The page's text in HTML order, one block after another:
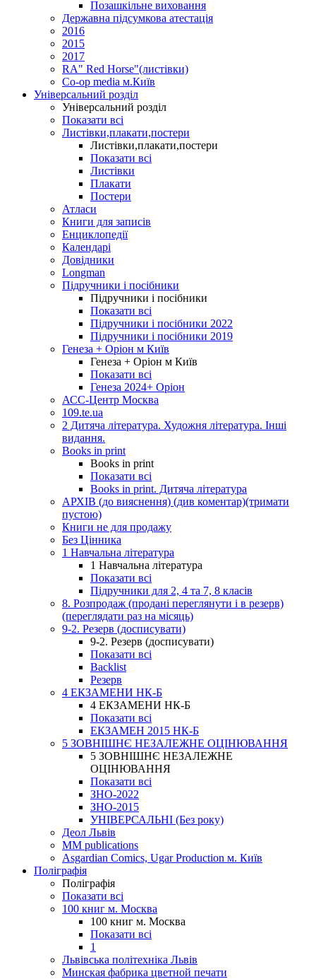
Позашкільне виховання
Державна підсумкова атестація
2016
2015
2017
RA" Red Horse"(листівки)
Co-op media м.Київ
Універсальний розділ
Універсальний розділ
Показати всі
Листівки,плакати,постери
Листівки,плакати,постери
Показати всі
Листівки
Плакати
Постери
Атласи
Книги для записів
Енциклопедії
Календарі
Довідники
Longman
Підручники і посібники
Підручники і посібники
Показати всі
Підручники і посібники 2022
Підручники і посібники 2019
Генеза + Оріон м Київ
Генеза + Оріон м Київ
Показати всі
Генеза 2024+ Оріон
АСС-Центр Москва
109.te.ua
2 Дитяча література. Художня література. Інші
видання.
Books in print
Books in print
Показати всі
Books in print. Дитяча література
АРХІВ (до вияснення) (див коментар)(тримати
пустою)
Книги не для продажу
Без Цінника
1 Навчальна література
1 Навчальна література
Показати всі
Підручники для 2, 4 та 7, 8 класів
8. Розпродаж (продані переглянути і в резерв)
(переглядати раз на місяць)
9-2. Резерв (досписувати)
9-2. Резерв (досписувати)
Показати всі
Backlist
Резерв
4 ЕКЗАМЕНИ НК-Б
4 ЕКЗАМЕНИ НК-Б
Показати всі
ЕКЗАМЕН 2015 НК-Б
5 ЗОВНІШНЄ НЕЗАЛЕЖНЕ ОЦІНЮВАННЯ
5 ЗОВНІШНЄ НЕЗАЛЕЖНЕ
ОЦІНЮВАННЯ
Показати всі
ЗНО-2022
ЗНО-2015
УНІВЕРСАЛЬНІ (Без року)
Деол Львів
MM publications
Asgardian Comics, Ugar Production м. Київ
Поліграфія
Поліграфія
Показати всі
100 книг м. Москва
100 книг м. Москва
Показати всі
1
Львівська політехніка Львів
Минская фабрика цветной печати